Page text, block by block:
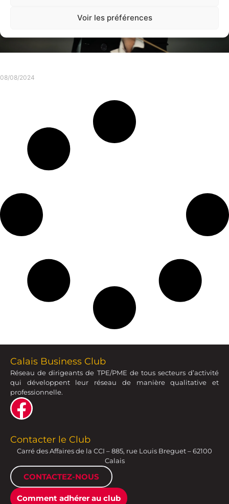
Voir les préférences
08/08/2024
Calais Business Club
Réseau de dirigeants de TPE/PME de tous secteurs d’activité
qui développent leur réseau de manière qualitative et
professionnelle.
Contacter le Club
Carré des Affaires de la CCI – 885, rue Louis Breguet – 62100
Calais
CONTACTEZ-NOUS
Comment adhérer au club